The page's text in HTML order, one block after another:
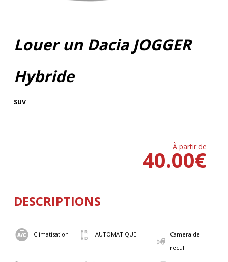
Louer un Dacia JOGGER
Hybride
SUV
À partir de
€
40.00
DESCRIPTIONS
Climatisation AUTOMATIQUE
Camera de
recul